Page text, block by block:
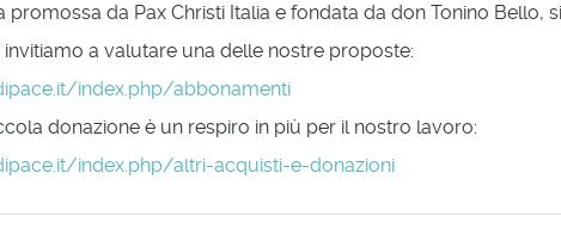
promossa da Pax Christi Italia e fondata da don Tonino Bello,
a valutare una delle nostre proposte:
index.php/abbonamenti
donazione è un respiro in più per il nostro lavoro:
index.php/altri-acquisti-e-donazioni